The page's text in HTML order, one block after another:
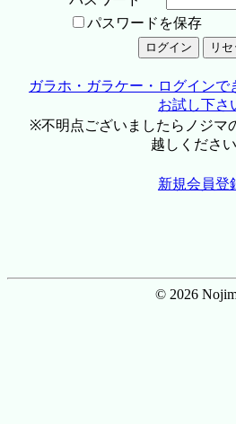
パスワードを保存
ガラホ・ガラケー・ログインで
お試し下さ
※不明点ございましたらノジマ
越しください
新規会員登
© 2026